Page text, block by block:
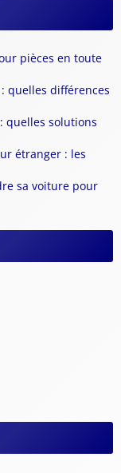
pièces en toute
quelles différences
quelles solutions
étranger : les
sa voiture pour